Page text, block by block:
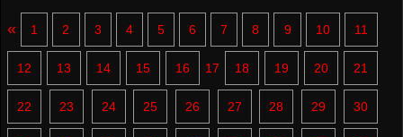
« 1 2 3 4 5 6 7 8 9 10 11
12 13 14 15 16 17 18 19 20 21
22 23 24 25 26 27 28 29 30